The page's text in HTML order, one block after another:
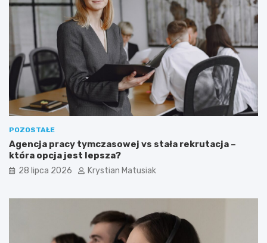
POZOSTAŁE
Agencja pracy tymczasowej vs stała rekrutacja –
która opcja jest lepsza?
28 lipca 2026 Krystian Matusiak